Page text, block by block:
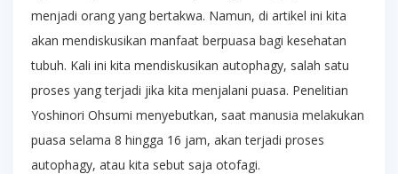
menjadi orang yang bertakwa. Namun, di artikel ini kita
akan mendiskusikan manfaat berpuasa bagi kesehatan
tubuh. Kali ini kita mendiskusikan autophagy, salah satu
proses yang terjadi jika kita menjalani puasa. Penelitian
Yoshinori Ohsumi menyebutkan, saat manusia melakukan
puasa selama 8 hingga 16 jam, akan terjadi proses
autophagy, atau kita sebut saja otofagi.